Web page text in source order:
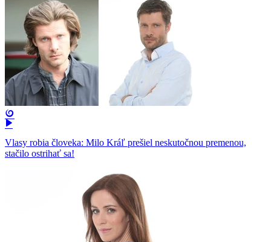
Vlasy robia človeka: Milo Kráľ prešiel neskutočnou premenou,
stačilo ostrihať sa!